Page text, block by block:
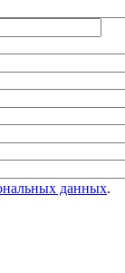
данных.